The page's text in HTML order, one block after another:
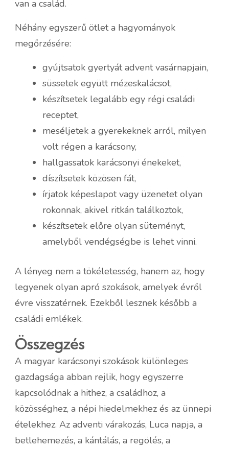
van a család.
Néhány egyszerű ötlet a hagyományok
megőrzésére:
gyújtsatok gyertyát advent vasárnapjain,
süssetek együtt mézeskalácsot,
készítsetek legalább egy régi családi
receptet,
meséljetek a gyerekeknek arról, milyen
volt régen a karácsony,
hallgassatok karácsonyi énekeket,
díszítsetek közösen fát,
írjatok képeslapot vagy üzenetet olyan
rokonnak, akivel ritkán találkoztok,
készítsetek előre olyan süteményt,
amelyből vendégségbe is lehet vinni.
A lényeg nem a tökéletesség, hanem az, hogy
legyenek olyan apró szokások, amelyek évről
évre visszatérnek. Ezekből lesznek később a
családi emlékek.
Összegzés
A magyar karácsonyi szokások különleges
gazdagsága abban rejlik, hogy egyszerre
kapcsolódnak a hithez, a családhoz, a
közösséghez, a népi hiedelmekhez és az ünnepi
ételekhez. Az adventi várakozás, Luca napja, a
betlehemezés, a kántálás, a regölés, a